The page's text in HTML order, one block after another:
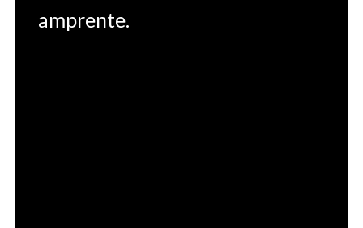
amprente.